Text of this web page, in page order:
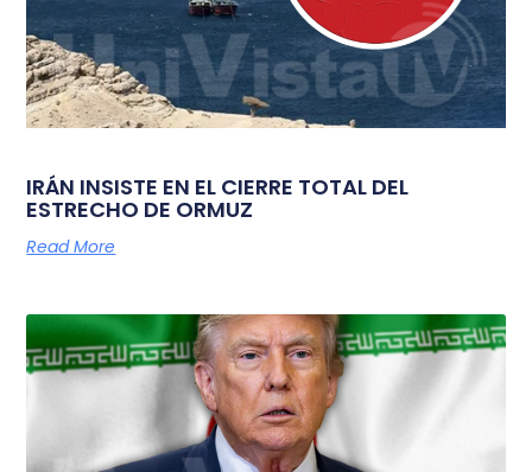
IRÁN INSISTE EN EL CIERRE TOTAL DEL
ESTRECHO DE ORMUZ
Read More